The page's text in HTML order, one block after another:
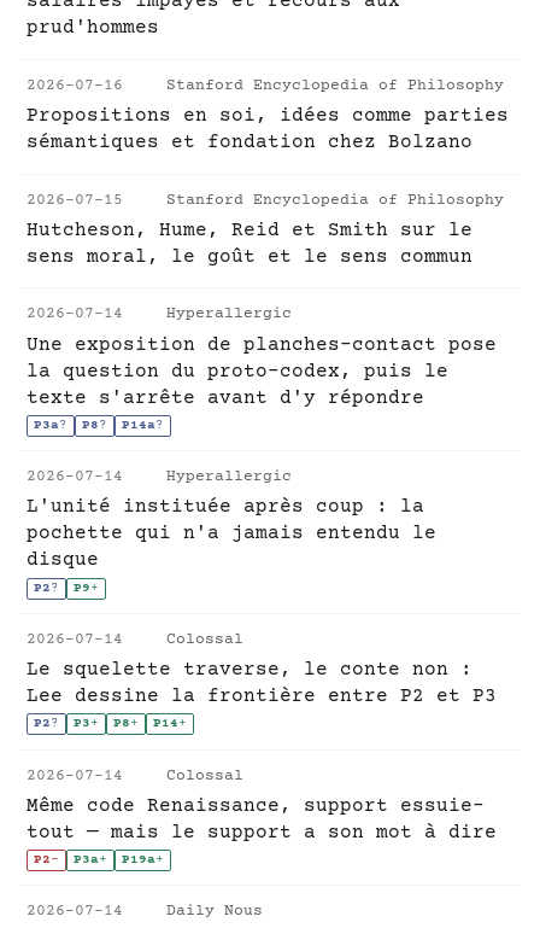
prud'hommes
2026-07-16 Stanford Encyclopedia of Philosophy
Propositions en soi, idées comme parties
sémantiques et fondation chez Bolzano
2026-07-15 Stanford Encyclopedia of Philosophy
Hutcheson, Hume, Reid et Smith sur le
sens moral, le goût et le sens commun
2026-07-14 Hyperallergic
Une exposition de planches-contact pose
la question du proto-codex, puis le
texte s'arrête avant d'y répondre
P3a? P8? P14a?
2026-07-14 Hyperallergic
L'unité instituée après coup : la
pochette qui n'a jamais entendu le
disque
P2? P9+
2026-07-14 Colossal
Le squelette traverse, le conte non :
Lee dessine la frontière entre P2 et P3
P2? P3+ P8+ P14+
2026-07-14 Colossal
Même code Renaissance, support essuie-
tout — mais le support a son mot à dire
P2- P3a+ P19a+
2026-07-14 Daily Nous